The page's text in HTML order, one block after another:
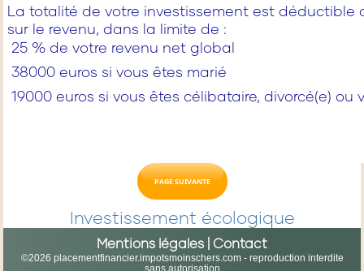
La totalité de votre investissement est déductible
sur le revenu, dans la limite de :
 25 % de votre revenu net global
 38000 euros si vous êtes marié
 19000 euros si vous êtes célibataire, divorcé(e) ou
PAGE SUIVANTE
Investissement écologique
Mentions légales Contact